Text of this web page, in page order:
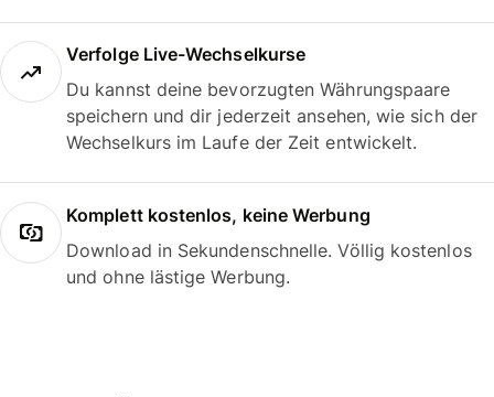
Verfolge Live-Wechselkurse
Du kannst deine bevorzugten Währungspaare
speichern und dir jederzeit ansehen, wie sich der
Wechselkurs im Laufe der Zeit entwickelt.
Komplett kostenlos, keine Werbung
Download in Sekundenschnelle. Völlig kostenlos
und ohne lästige Werbung.